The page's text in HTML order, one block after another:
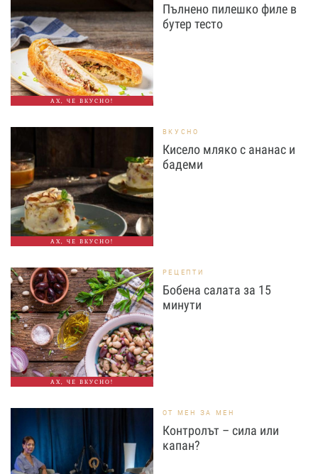
АХ, ЧЕ ВКУСНО!
Пълнено пилешко филе в
бутер тесто
АХ, ЧЕ ВКУСНО!
ВКУСНО
Кисело мляко с ананас и
бадеми
АХ, ЧЕ ВКУСНО!
РЕЦЕПТИ
Бобена салата за 15
минути
ОТ МЕН ЗА МЕН
Контролът – сила или
капан?